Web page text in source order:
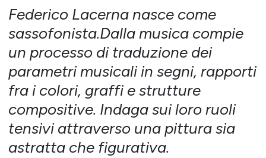
Federico Lacerna nasce come
sassofonista.Dalla musica compie
un processo di traduzione dei
parametri musicali in segni, rapporti
fra i colori, graffi e strutture
compositive. Indaga sui loro ruoli
tensivi attraverso una pittura sia
astratta che figurativa.